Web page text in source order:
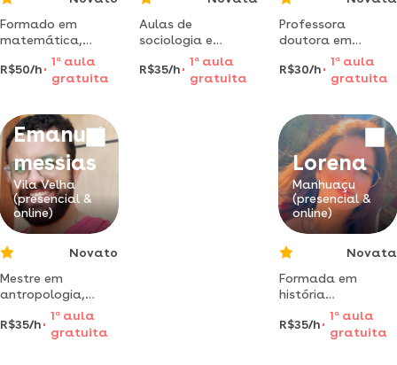
Formado em
matemática,
filosofia e
formando em
teologia. posso
disciplinas. tenho
disponibilidade á
combinar.
R$50/h
1 aaula
gratuita
Aulas de
sociologia e
estudos sociais
personalizadas –
transforme seu
R$35/h
1 a aula
gratuita
Professora
doutora em
educação dá
aulas de história e
educação. espírito
R$30/h
1 aaula
gratuita
Emanuel
messias
Vila Velha
(presencial &
online)
Novato
Mestre em
antropologia,
especialista em
ciência política e
psicologia social,
R$35/h
1 aaula
gratuita
Lorena
Manhuaçu
(presencial &
online)
Novata
Formada em
história
licenciatura e fiz 2
anos de
museologia pela
R$35/h
1 aaula
gratuita